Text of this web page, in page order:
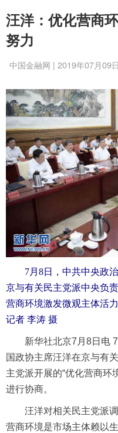
汪洋：优化营商
努力
中国金融网 | 2019年07月09
7月8日，中共中央政治
京与有关民主党派中央负
营商环境激发微观主体活
记者 李涛 摄
新华社北京7月8日电 7
国政协主席汪洋在京与有
主党派开展的“优化营商环
进行协商。
汪洋对相关民主党派调
营商环境是市场主体赖以